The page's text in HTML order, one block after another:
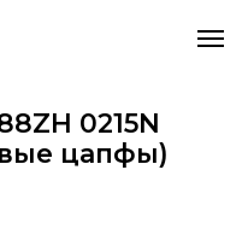
0215N
цапфы)